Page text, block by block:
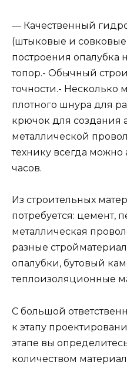
— Качественный
(штыковые и
построения опалубка
топор.- Обычный
точности.- Несколько
плотного шнура для
крючок для создания
металлической
технику всегда можно
часов.
Из строительных
потребуется: цемент,
металлическая
разные
опалубки, бутовый
теплоизоляционные
С большой
к этапу
этапе вы
количеством